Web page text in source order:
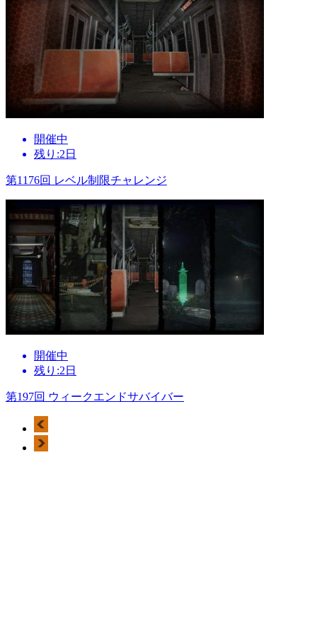
開催中
残り:2日
第1176回 レベル制限チャレンジ
開催中
残り:2日
第197回 ウィークエンドサバイバー